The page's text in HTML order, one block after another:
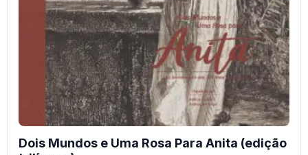
Dois Mundos e Uma Rosa Para Anita (edição